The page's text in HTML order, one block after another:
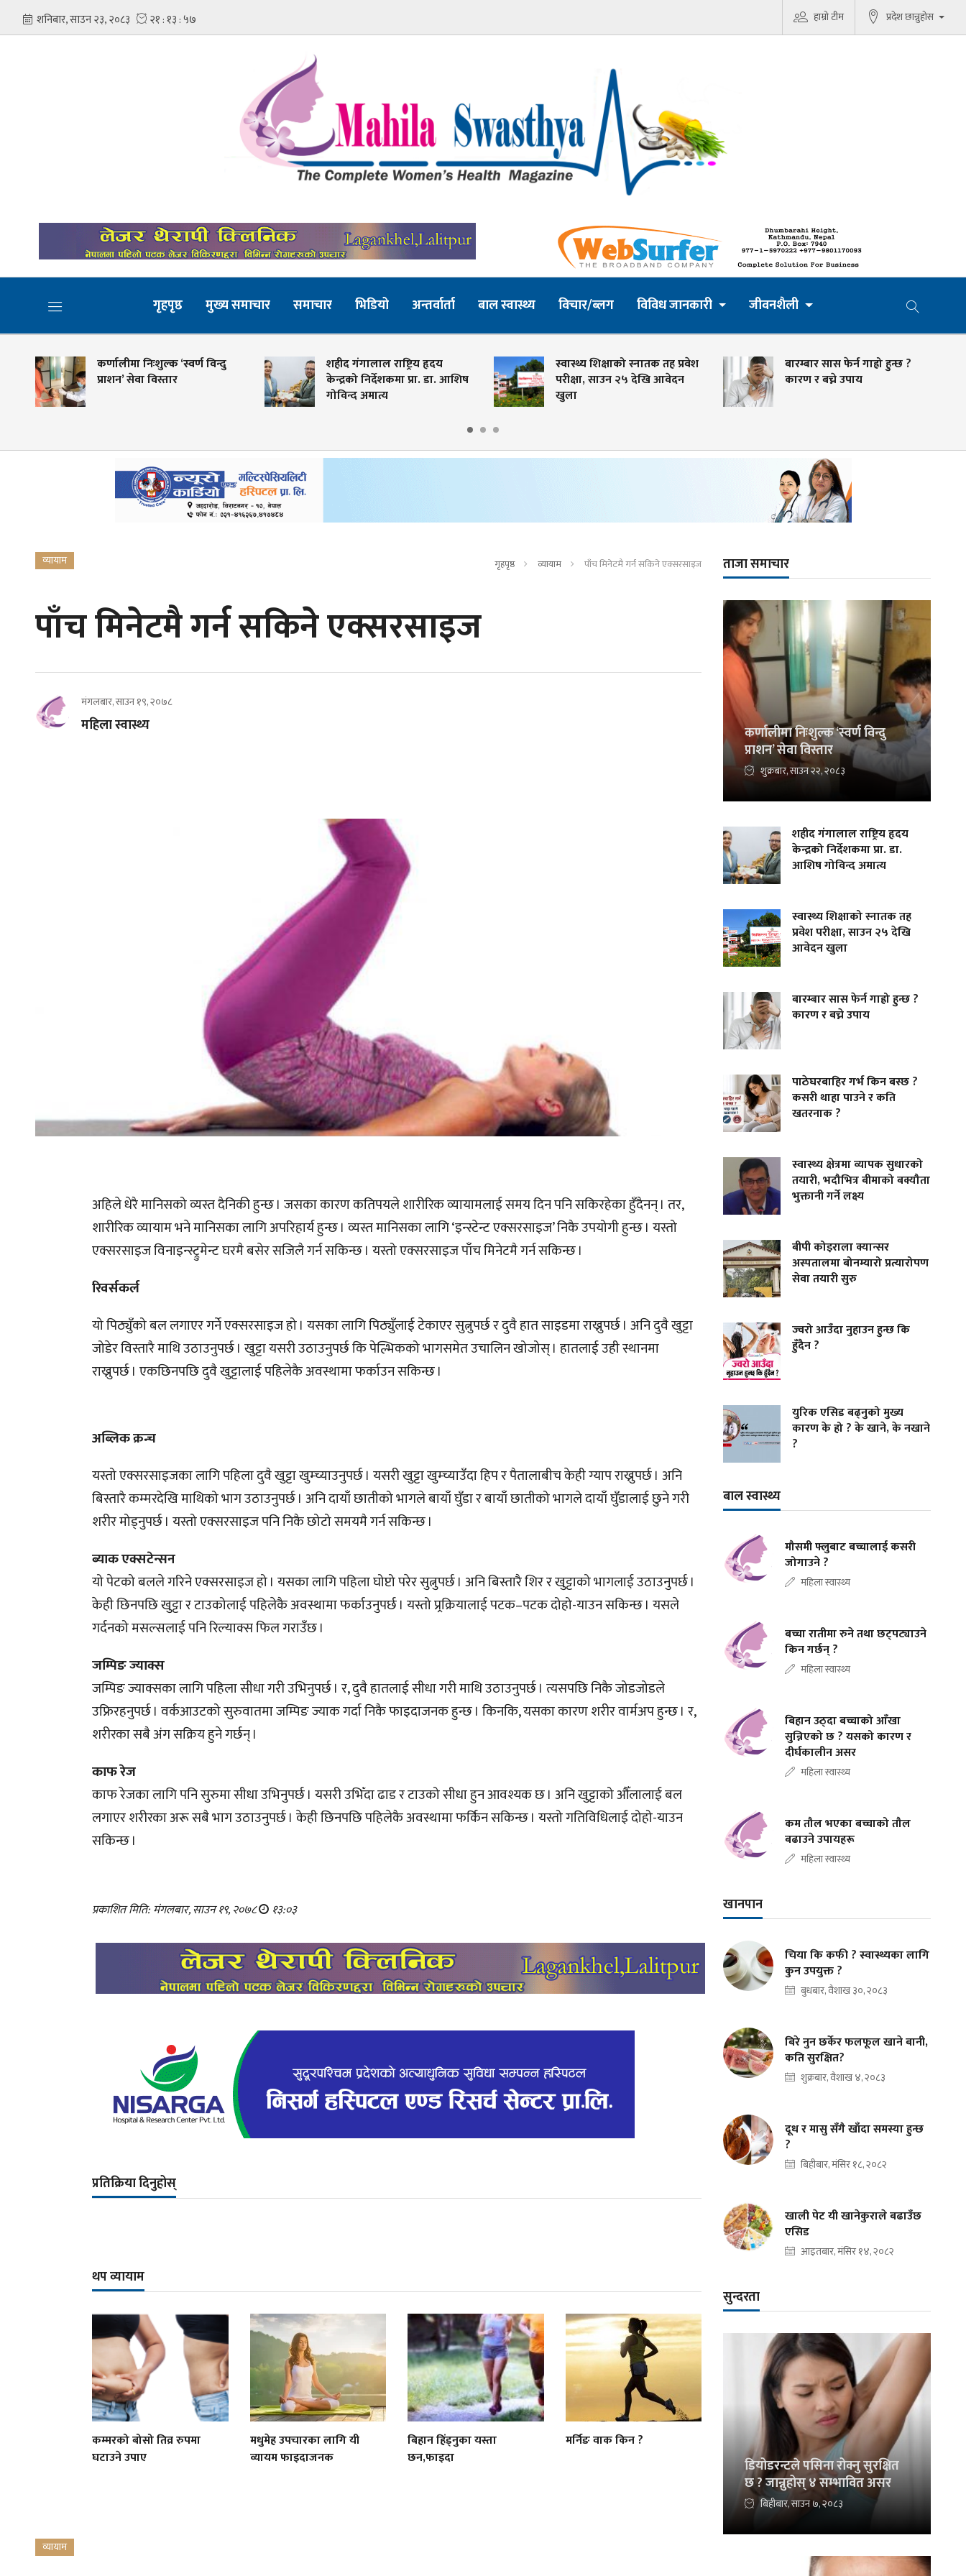
हाम्रो टीम प्रदेश छान्नुहोस
गृहपृष्ठ मुख्य समाचार समाचार भिडियो अन्तर्वार्ता बाल स्वास्थ्य विचार/ब्लग विविध जानकारी जीवनशैली
कर्णालीमा निःशुल्क ‘स्वर्ण विन्दु
प्राशन’ सेवा विस्तार
शहीद गंगालाल राष्ट्रिय हृदय
केन्द्रको निर्देशकमा प्रा. डा. आशिष
गोविन्द अमात्य
स्वास्थ्य शिक्षाको स्नातक तह प्रवेश
परीक्षा, साउन २५ देखि आवेदन
खुला
बारम्बार सास फेर्न गाह्रो हुन्छ ?
कारण र बच्ने उपाय
व्यायाम गृहपृष्ठ व्यायाम पाँच मिनेटमै गर्न सकिने एक्सरसाइज
पाँच मिनेटमै गर्न सकिने एक्सरसाइज
मंगलबार, साउन १९, २०७८
महिला स्वास्थ्य
अहिले धेरै मानिसको व्यस्त दैनिकी हुन्छ । जसका कारण कतिपयले शारीरिक व्यायामलाई समय दिन पनि सकिरहेका हुँदैनन् । तर,
शारीरिक व्यायाम भने मानिसका लागि अपरिहार्य हुन्छ । व्यस्त मानिसका लागि ‘इन्स्टेन्ट एक्सरसाइज’ निकै उपयोगी हुन्छ । यस्तो
एक्सरसाइज विनाइन्स्ट्रुमेन्ट घरमै बसेर सजिलै गर्न सकिन्छ । यस्तो एक्सरसाइज पाँच मिनेटमै गर्न सकिन्छ ।
रिवर्सकर्ल
यो पिठ्युँको बल लगाएर गर्ने एक्सरसाइज हो । यसका लागि पिठ्युँलाई टेकाएर सुत्नुपर्छ र दुवै हात साइडमा राख्नुपर्छ । अनि दुवै खुट्टा
जोडेर विस्तारै माथि उठाउनुपर्छ । खुट्टा यसरी उठाउनुपर्छ कि पेल्भिकको भागसमेत उचालिन खोजोस् । हातलाई उही स्थानमा
राख्नुपर्छ । एकछिनपछि दुवै खुट्टालाई पहिलेकै अवस्थामा फर्काउन सकिन्छ ।
अब्लिक क्रन्च
यस्तो एक्सरसाइजका लागि पहिला दुवै खुट्टा खुम्च्याउनुपर्छ । यसरी खुट्टा खुम्च्याउँदा हिप र पैतालाबीच केही ग्याप राख्नुपर्छ । अनि
बिस्तारै कम्मरदेखि माथिको भाग उठाउनुपर्छ । अनि दायाँ छातीको भागले बायाँ घुँडा र बायाँ छातीको भागले दायाँ घुँडालाई छुने गरी
शरीर मोड्नुपर्छ । यस्तो एक्सरसाइज पनि निकै छोटो समयमै गर्न सकिन्छ ।
ब्याक एक्सटेन्सन
यो पेटको बलले गरिने एक्सरसाइज हो । यसका लागि पहिला घोप्टो परेर सुत्नुपर्छ । अनि बिस्तारै शिर र खुट्टाको भागलाई उठाउनुपर्छ ।
केही छिनपछि खुट्टा र टाउकोलाई पहिलेकै अवस्थामा फर्काउनुपर्छ । यस्तो प्र्रक्रियालाई पटक–पटक दोहो-याउन सकिन्छ । यसले
गर्दनको मसल्सलाई पनि रिल्याक्स फिल गराउँछ ।
जम्पिङ ज्याक्स
जम्पिङ ज्याक्सका लागि पहिला सीधा गरी उभिनुपर्छ । र, दुवै हातलाई सीधा गरी माथि उठाउनुपर्छ । त्यसपछि निकै जोडजोडले
उफ्रिरहनुपर्छ । वर्कआउटको सुरुवातमा जम्पिङ ज्याक गर्दा निकै फाइदाजनक हुन्छ । किनकि, यसका कारण शरीर वार्मअप हुन्छ । र,
शरीरका सबै अंग सक्रिय हुने गर्छन् ।
काफ रेज
काफ रेजका लागि पनि सुरुमा सीधा उभिनुपर्छ । यसरी उभिँदा ढाड र टाउको सीधा हुन आवश्यक छ । अनि खुट्टाको औँलालाई बल
लगाएर शरीरका अरू सबै भाग उठाउनुपर्छ । केही छिनपछि पहिलेकै अवस्थामा फर्किन सकिन्छ । यस्तो गतिविधिलाई दोहो-याउन
सकिन्छ ।
प्रकाशित मिति: मंगलबार, साउन १९, २०७८ १३:०३
प्रतिक्रिया दिनुहोस्
थप व्यायाम
कम्मरको बोसो तिव्र रुपमा
घटाउने उपाए
मधुमेह उपचारका लागि यी
व्यायम फाइदाजनक
बिहान हिंड्नुका यस्ता
छन,फाइदा
मर्निङ वाक किन ?
व्यायाम
ताजा समाचार
कर्णालीमा निःशुल्क ‘स्वर्ण विन्दु
प्राशन’ सेवा विस्तार
शुक्रबार, साउन २२, २०८३
शहीद गंगालाल राष्ट्रिय हृदय
केन्द्रको निर्देशकमा प्रा. डा.
आशिष गोविन्द अमात्य
स्वास्थ्य शिक्षाको स्नातक तह
प्रवेश परीक्षा, साउन २५ देखि
आवेदन खुला
बारम्बार सास फेर्न गाह्रो हुन्छ ?
कारण र बच्ने उपाय
पाठेघरबाहिर गर्भ किन बस्छ ?
कसरी थाहा पाउने र कति
खतरनाक ?
स्वास्थ्य क्षेत्रमा व्यापक सुधारको
तयारी, भदौभित्र बीमाको बक्यौता
भुक्तानी गर्ने लक्ष्य
बीपी कोइराला क्यान्सर
अस्पतालमा बोनम्यारो प्रत्यारोपण
सेवा तयारी सुरु
ज्वरो आउँदा नुहाउन हुन्छ कि
हुँदैन ?
युरिक एसिड बढ्नुको मुख्य
कारण के हो ? के खाने, के नखाने
?
बाल स्वास्थ्य
मौसमी फ्लुबाट बच्चालाई कसरी
जोगाउने ?
महिला स्वास्थ्य
बच्चा रातीमा रुने तथा छट्पट्याउने
किन गर्छन् ?
महिला स्वास्थ्य
बिहान उठ्दा बच्चाको आँखा
सुन्निएको छ ? यसको कारण र
दीर्घकालीन असर
महिला स्वास्थ्य
कम तौल भएका बच्चाको तौल
बढाउने उपायहरू
महिला स्वास्थ्य
खानपान
चिया कि कफी ? स्वास्थ्यका लागि
कुन उपयुक्त ?
बुधबार, वैशाख ३०, २०८३
बिरे नुन छर्केर फलफूल खाने बानी,
कति सुरक्षित?
शुक्रबार, वैशाख ४, २०८३
दूध र मासु सँगै खाँदा समस्या हुन्छ
?
बिहीबार, मंसिर १८, २०८२
खाली पेट यी खानेकुराले बढाउँछ
एसिड
आइतबार, मंसिर १४, २०८२
सुन्दरता
डियोडरन्टले पसिना रोक्नु सुरक्षित
छ ? जान्नुहोस् ४ सम्भावित असर
बिहीबार, साउन ७, २०८३